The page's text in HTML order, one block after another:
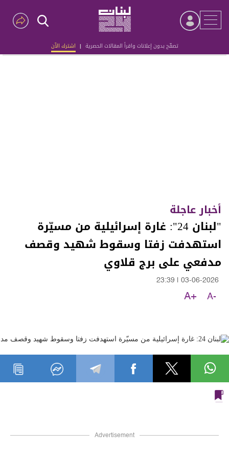
تصفّح بدون إعلانات واقرأ المقالات الحصرية | اشترك الآن
Advertisement
أخبار عاجلة
"لبنان 24": غارة إسرائيلية من مسيّرة
استهدفت زفتا وسقوط شهيد وقصف
مدفعي على برج قلاوي
03-06-2026
23:39
A-
A+
Advertisement